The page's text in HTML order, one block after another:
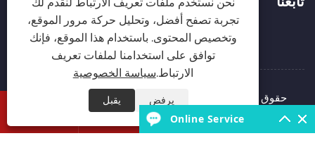
حقوق الطبع والنشر © 2026 شركة Hubei Runli Special
Automobile Co., Ltd. جميع الحقوق محفوظة.
XMLسياسة الخصوصية

تجربة تصفح أفضل، وتحليل حركة مرور الموقع،
وتخصيص المحتوى. باستخدام هذا الموقع، فإنك
توافق على استخدامنا لملفات تعريف
الارتباط.سياسة الخصوصية
يرفض يقبل
Online Service